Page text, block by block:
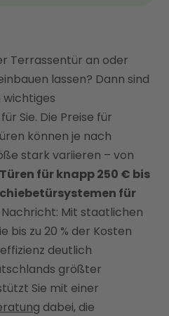
im Überblick
Faktoren beeinflussen
Terrassentür
Förderung
sollte ich außerdem
unterstützt Enter Sie
Terrassentür?
Terrassentür an oder
lassen? Dann sind
wichtiges
Sie. Die Preise für
können je nach
stark variieren – von
für knapp 250 € bis
für
Nachricht: Mit staatlichen
bis zu 20 % der Kosten
deutlich
größter
Sie mit einer
dabei, die